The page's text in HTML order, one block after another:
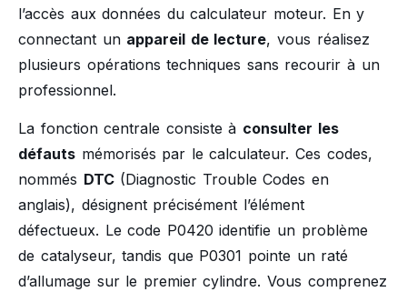
l’accès aux données du calculateur moteur. En y
connectant un appareil de lecture, vous réalisez
plusieurs opérations techniques sans recourir à un
professionnel.
La fonction centrale consiste à consulter les
défauts mémorisés par le calculateur. Ces codes,
nommés DTC(Diagnostic Trouble Codes en
anglais), désignent précisément l’élément
défectueux. Le code P0420 identifie un problème
de catalyseur, tandis que P0301 pointe un raté
d’allumage sur le premier cylindre. Vous comprenez